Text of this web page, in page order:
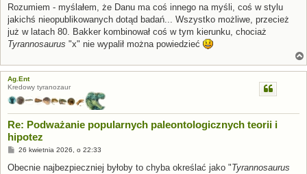
s
Rozumiem - myślałem, że Danu ma coś innego na myśli, coś w stylu
jakichś nieopublikowanych dotąd badań... Wszystko możliwe, przecież
już w latach 80. Bakker kombinował coś w tym kierunku, chociaż
Tyrannosaurus "x" nie wypalił można powiedzieć
Ag.Ent
Kredowy tyranozaur
Re: Podważanie popularnych paleontologicznych teorii i
hipotez
P
s
26 kwietnia 2026, o 22:33
Obecnie najbezpieczniej byłoby to chyba określać jako "Tyrannosaurus